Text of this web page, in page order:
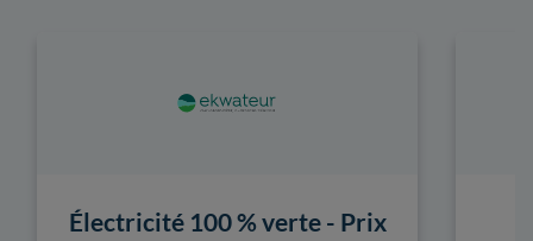
Électricité 100 % verte - Prix